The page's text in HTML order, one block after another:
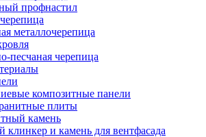
профнастил
металлочерепица
песчаная черепица
композитные панели
плиты
камень
клинкер и камень для вентфасада